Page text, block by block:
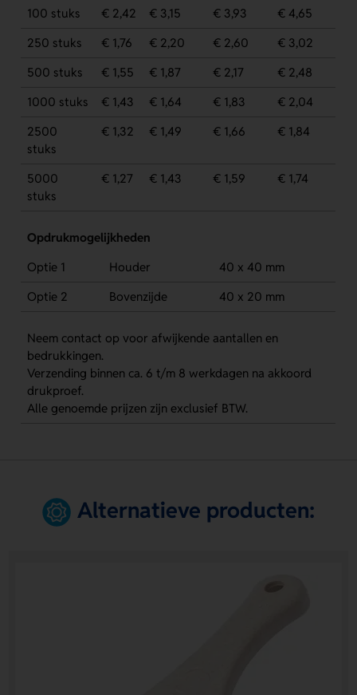
100 stuks € 2,42 € 3,15 € 3,93
€ 4,65
250 stuks
€ 1,76 € 2,20 € 2,60
€ 3,02
500 stuks
€ 1,55 € 1,87 € 2,17
€ 2,48
1000 stuks
€ 1,43 € 1,64 € 1,83
€ 2,04
2500
stuks
€ 1,32 € 1,49 € 1,66 € 1,84
5000
stuks
€ 1,27 € 1,43 € 1,59 € 1,74
Opdrukmogelijkheden
Optie 1
Houder
40 x 40 mm
Optie 2
Bovenzijde 40 x 20 mm
Neem contact op voor afwijkende aantallen en
bedrukkingen.
Verzending binnen ca. 6 t/m 8 werkdagen na akkoord
drukproef.
Alle genoemde prijzen zijn exclusief BTW.
Alternatieve producten: